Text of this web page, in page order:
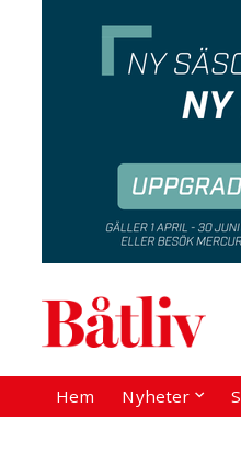
Hem Nyheter